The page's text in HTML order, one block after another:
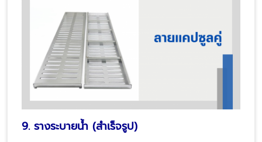
9. รางระบายน้ำ (สำเร็จรูป)